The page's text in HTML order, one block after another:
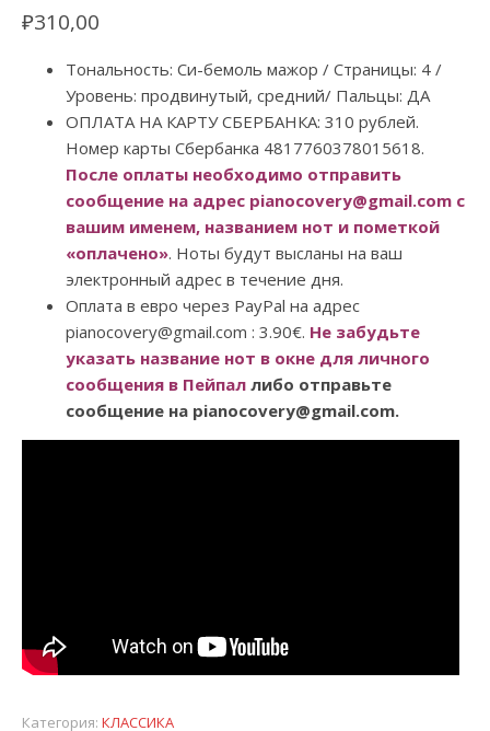
₽310,00
Тональность: Си-бемоль мажор / Страницы: 4 /
Уровень: продвинутый, средний/ Пальцы: ДА
ОПЛАТА НА КАРТУ СБЕРБАНКА: 310 рублей.
Номер карты Сбербанка 4817760378015618.
После оплаты необходимо отправить
сообщение на адрес pianocovery@gmail.com с
вашим именем, названием нот и пометкой
«оплачено». Ноты будут высланы на ваш
электронный адрес в течение дня.
Оплата в евро через PayPal на адрес
pianocovery@gmail.com : 3.90€. Не забудьте
указать название нот в окне для личного
сообщения в Пейпал либо отправьте
сообщение на pianocovery@gmail.com.
Категория: КЛАССИКА